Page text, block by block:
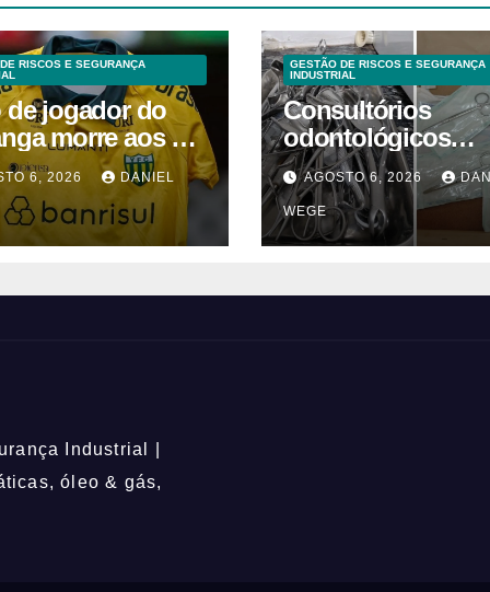
RISCOS E SEGURANÇA
de jogador do
morre aos 2
acidente
6, 2026 DANIEL
GESTÃO DE RISCOS E SEGURANÇA
INDUSTRIAL
Consultórios
odontológicos
interditados em
Campinas
2025
AGOSTO 6, 2026
WEGE
Industrial |
óleo & gás,